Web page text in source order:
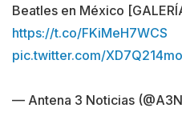
Beatles en México
https://t.co/FKiMeH7WCS
pic.twitter.com/
— Antena 3 Noticias